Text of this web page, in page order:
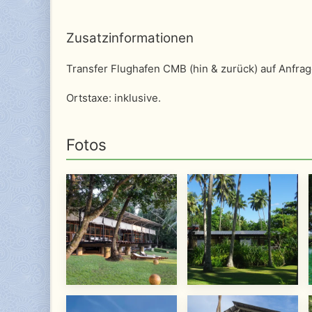
Zusatzinformationen
Transfer Flughafen CMB (hin & zurück) auf
Ortstaxe: inklusive.
Fotos